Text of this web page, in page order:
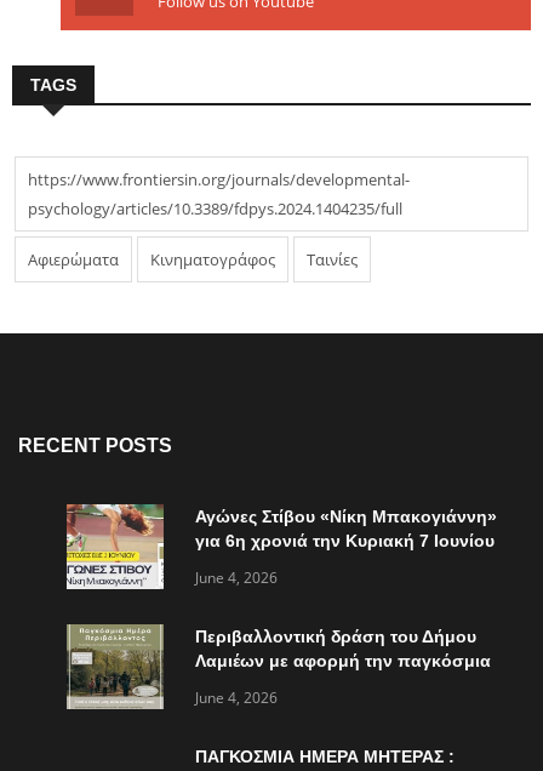
TAGS
https://www.frontiersin.org/journals/developmental-
psychology/articles/10.3389/fdpys.2024.1404235/full
Αφιερώματα Κινηματογράφος Ταινίες
RECENT POSTS
Αγώνες Στίβου «Νίκη Μπακογιάννη»
για 6η χρονιά την Κυριακή 7 Ιουνίου
June 4, 2026
Περιβαλλοντική δράση του Δήμου
Λαμιέων με αφορμή την παγκόσμια
June 4, 2026
ΠΑΓΚΟΣΜΙΑ ΗΜΕΡΑ ΜΗΤΕΡΑΣ :